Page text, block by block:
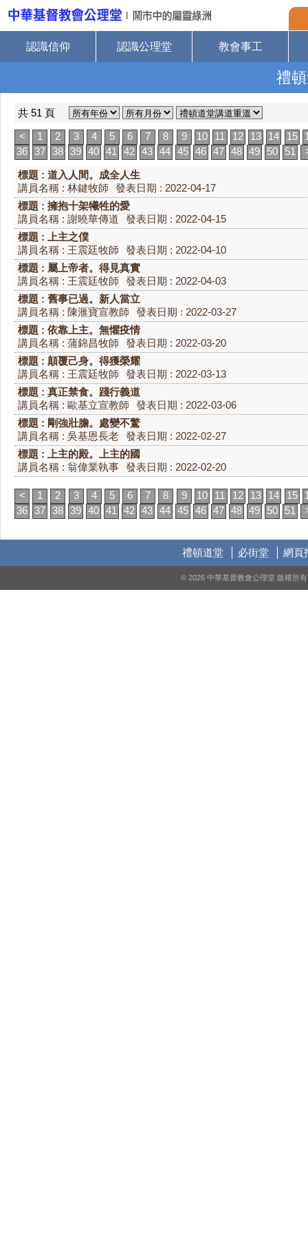
認識信仰 認識公理堂 教會事工
禮
共 51 頁
<
1 2 3 4 5 6 7 8 9 10 11 12 13 14 15
36 37 38 39 40 41 42 43 44 45 46 47 48 49 50 51
標題 : 道入人間。成全人生
講員名稱 : 林鍵牧師
發表日期 : 2022-04-17
標題 : 擁抱十架犧牲的愛
講員名稱 : 謝曉華傳道
發表日期 : 2022-04-15
標題 : 上主之僕
講員名稱 : 王震廷牧師
發表日期 : 2022-04-10
標題 : 屬上帝者。得見真實
講員名稱 : 王震廷牧師
發表日期 : 2022-04-03
標題 : 舊事已過。新人當立
講員名稱 : 陳滙寶宣教師
發表日期 : 2022-03-27
標題 : 依靠上主。無懼疫情
講員名稱 : 蒲錦昌牧師
發表日期 : 2022-03-20
標題 : 顛覆己身。得獲榮耀
講員名稱 : 王震廷牧師
發表日期 : 2022-03-13
標題 : 真正禁食。踐行義道
講員名稱 : 歐基立宣教師
發表日期 : 2022-03-06
標題 : 剛強壯膽。處變不驚
講員名稱 : 吳基恩長老 發表日期 : 2022-02-27
標題 : 上主的殿。上主的國
講員名稱 : 翁偉業執事 發表日期 : 2022-02-20
< 1 2 3 4 5 6 7 8 9 10 11 12 13 14 15
36 37 38 39 40 41 42 43 44 45 46 47 48 49 50 51
禮頓道堂 必街堂 網頁
© 2026 中華基督教會公理堂 版權所